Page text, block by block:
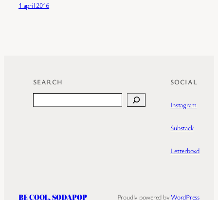
1 april 2016
SEARCH SOCIAL
Instagram
Substack
Letterboxd
BE COOL, SODAPOP Proudly powered byWordPress